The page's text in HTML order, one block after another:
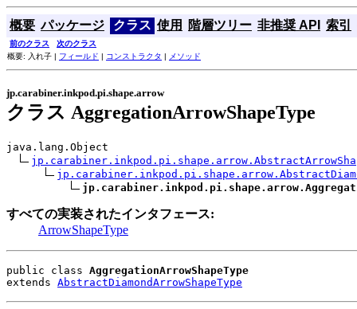
概要 パッケージ クラス 使用 階層ツリー 非推奨 API 索引
前のクラス
次のクラス
概要: 入れ子 | フィールド | コンストラクタ | メソッド
jp.carabiner.inkpod.pi.shape.arrow
クラス AggregationArrowShapeType
java.lang.Object
すべての実装されたインタフェース:
ArrowShapeType
public class AggregationArrowShapeType
extends AbstractDiamondArrowShapeType